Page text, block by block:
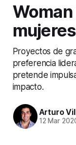
Proyectos de
preferencia
pretende
impacto.
Arturo
12 Mar